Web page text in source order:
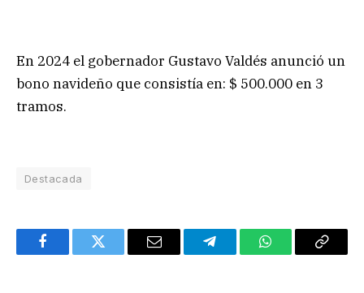
En 2024 el gobernador Gustavo Valdés anunció un
bono navideño que consistía en: $ 500.000 en 3
tramos.
Destacada
FacebookTwitter Email TelegramWhatsAppCopy